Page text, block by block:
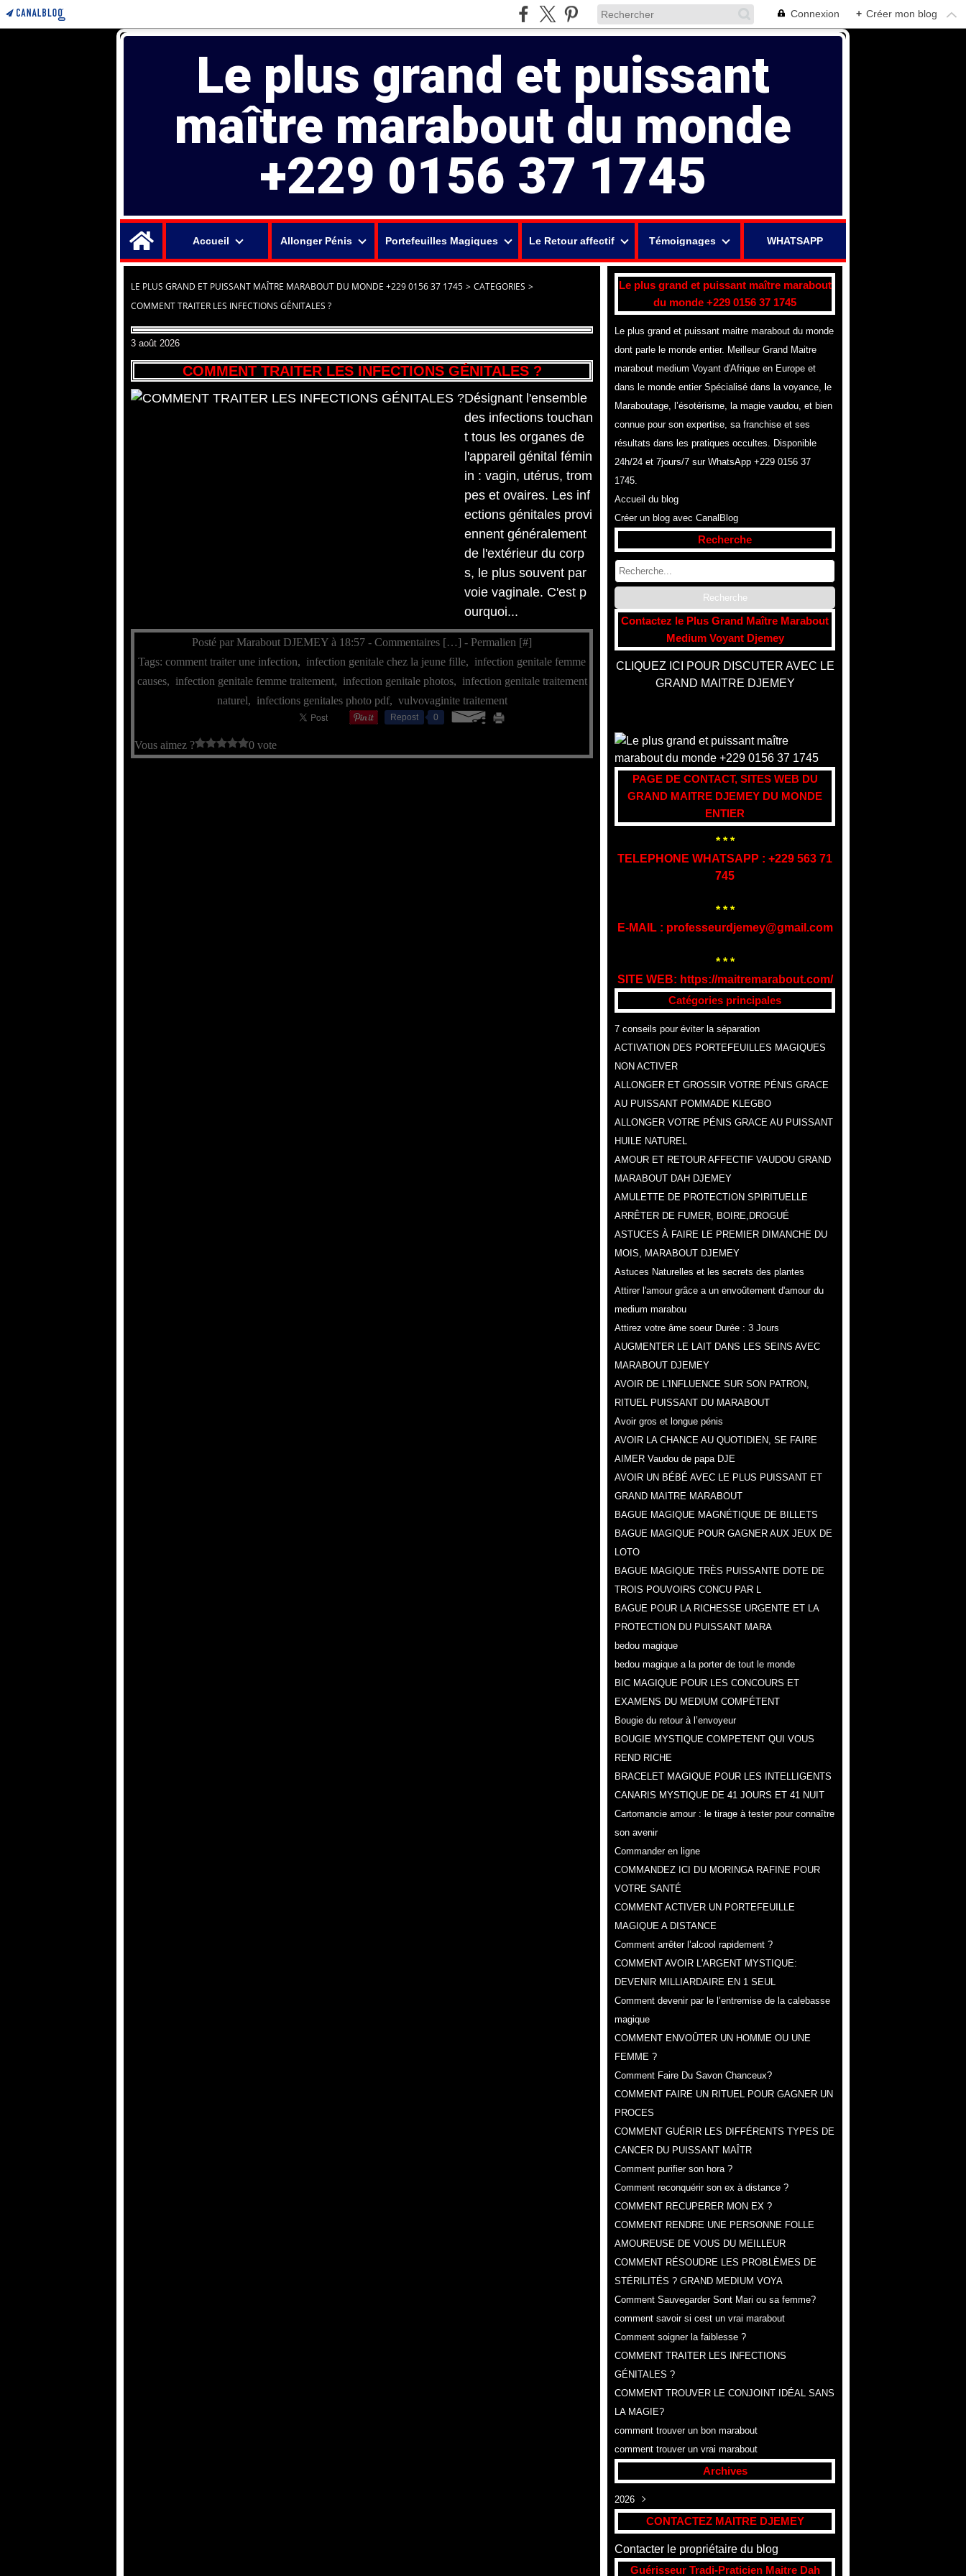
Connexion + Créer mon blog
Le plus grand et puissant
maître marabout du monde
+229 0156 37 1745
Accueil
Allonger Pénis Portefeuilles Magiques Le Retour affectif Témoignages WHATSAPP
LE PLUS GRAND ET PUISSANT MAÎTRE MARABOUT DU MONDE +229 0156 37 1745 > CATEGORIES >
COMMENT TRAITER LES INFECTIONS GÉNITALES ?
3 août 2026
COMMENT TRAITER LES INFECTIONS GÉNITALES ?
Désignant l'ensemble
des infections touchan
t tous les organes de
l'appareil génital fémin
in : vagin, utérus, trom
pes et ovaires. Les inf
ections génitales provi
ennent généralement
de l'extérieur du corp
s, le plus souvent par
voie vaginale. C'est p
ourquoi...
Posté par Marabout DJEMEY à 18:57 -Commentaires […] - Permalien [#]
Tags:comment traiter une infection, infection genitale chez la jeune fille, infection genitale femme
causes, infection genitale femme traitement, infection genitale photos, infection genitale traitement
naturel, infections genitales photo pdf, vulvovaginite traitement
Repost 0
Vous aimez ? 0 vote
Le plus grand et puissant maître marabout
du monde +229 0156 37 1745
Le plus grand et puissant maitre marabout du monde
dont parle le monde entier. Meilleur Grand Maitre
marabout medium Voyant d'Afrique en Europe et
dans le monde entier Spécialisé dans la voyance, le
Maraboutage, l’ésotérisme, la magie vaudou, et bien
connue pour son expertise, sa franchise et ses
résultats dans les pratiques occultes. Disponible
24h/24 et 7jours/7 sur WhatsApp +229 0156 37
1745.
Accueil du blog
Créer un blog avec CanalBlog
Recherche
Contactez le Plus Grand Maître Marabout
Medium Voyant Djemey
CLIQUEZ ICI POUR DISCUTER AVEC LE
GRAND MAITRE DJEMEY
PAGE DE CONTACT, SITES WEB DU
GRAND MAITRE DJEMEY DU MONDE
ENTIER
* * *
TELEPHONE WHATSAPP : +229 563 71
745
* * *
E-MAIL : professeurdjemey@gmail.com
* * *
SITE WEB: https://maitremarabout.com/
Catégories principales
7 conseils pour éviter la séparation
ACTIVATION DES PORTEFEUILLES MAGIQUES
NON ACTIVER
ALLONGER ET GROSSIR VOTRE PÉNIS GRACE
AU PUISSANT POMMADE KLEGBO
ALLONGER VOTRE PÉNIS GRACE AU PUISSANT
HUILE NATUREL
AMOUR ET RETOUR AFFECTIF VAUDOU GRAND
MARABOUT DAH DJEMEY
AMULETTE DE PROTECTION SPIRITUELLE
ARRÊTER DE FUMER, BOIRE,DROGUÉ
ASTUCES À FAIRE LE PREMIER DIMANCHE DU
MOIS, MARABOUT DJEMEY
Astuces Naturelles et les secrets des plantes
Attirer l'amour grâce a un envoûtement d'amour du
medium marabou
Attirez votre âme soeur Durée : 3 Jours
AUGMENTER LE LAIT DANS LES SEINS AVEC
MARABOUT DJEMEY
AVOIR DE L'INFLUENCE SUR SON PATRON,
RITUEL PUISSANT DU MARABOUT
Avoir gros et longue pénis
AVOIR LA CHANCE AU QUOTIDIEN, SE FAIRE
AIMER Vaudou de papa DJE
AVOIR UN BÉBÉ AVEC LE PLUS PUISSANT ET
GRAND MAITRE MARABOUT
BAGUE MAGIQUE MAGNÉTIQUE DE BILLETS
BAGUE MAGIQUE POUR GAGNER AUX JEUX DE
LOTO
BAGUE MAGIQUE TRÈS PUISSANTE DOTE DE
TROIS POUVOIRS CONCU PAR L
BAGUE POUR LA RICHESSE URGENTE ET LA
PROTECTION DU PUISSANT MARA
bedou magique
bedou magique a la porter de tout le monde
BIC MAGIQUE POUR LES CONCOURS ET
EXAMENS DU MEDIUM COMPÉTENT
Bougie du retour à l’envoyeur
BOUGIE MYSTIQUE COMPETENT QUI VOUS
REND RICHE
BRACELET MAGIQUE POUR LES INTELLIGENTS
CANARIS MYSTIQUE DE 41 JOURS ET 41 NUIT
Cartomancie amour : le tirage à tester pour connaître
son avenir
Commander en ligne
COMMANDEZ ICI DU MORINGA RAFINE POUR
VOTRE SANTÉ
COMMENT ACTIVER UN PORTEFEUILLE
MAGIQUE A DISTANCE
Comment arrêter l’alcool rapidement ?
COMMENT AVOIR L'ARGENT MYSTIQUE:
DEVENIR MILLIARDAIRE EN 1 SEUL
Comment devenir par le l’entremise de la calebasse
magique
COMMENT ENVOÛTER UN HOMME OU UNE
FEMME ?
Comment Faire Du Savon Chanceux?
COMMENT FAIRE UN RITUEL POUR GAGNER UN
PROCES
​COMMENT GUÉRIR LES DIFFÉRENTS TYPES DE
CANCER DU PUISSANT MAÎTR
Comment purifier son hora ?
Comment reconquérir son ex à distance ?
COMMENT RECUPERER MON EX ?
COMMENT RENDRE UNE PERSONNE FOLLE
AMOUREUSE DE VOUS DU MEILLEUR
COMMENT RÉSOUDRE LES PROBLÈMES DE
STÉRILITÉS ? GRAND MEDIUM VOYA
Comment Sauvegarder Sont Mari ou sa femme?
comment savoir si cest un vrai marabout
Comment soigner la faiblesse ?
COMMENT TRAITER LES INFECTIONS
GÉNITALES ?
COMMENT TROUVER LE CONJOINT IDÉAL SANS
LA MAGIE?
comment trouver un bon marabout
comment trouver un vrai marabout
Archives
2026
Août(307)
CONTACTEZ MAITRE DJEMEY
Contacter le propriétaire du blog
Guérisseur Tradi-Praticien Maitre Dah